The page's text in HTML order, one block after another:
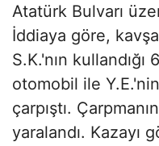
Atatürk Bulvarı
İddiaya göre,
S.K.'nın kullandığı
otomobil ile
çarpıştı.
yaralandı. Kazayı